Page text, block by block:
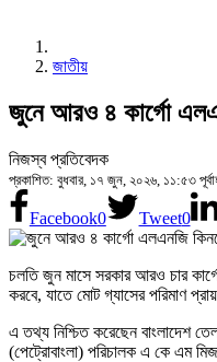
জাতীয়
জুনে আরও ৪ কার্গো
নিজস্ব প্রতিবেদক
প্রকাশিত: বুধবার, ১৭ জুন, ২০২৬, ১১:৫৩
Facebook0 Tweet0
চলতি জুন মাসে সরকার আরও চার
করবে, যাতে মোট গ্যাসের পরিমাণ
এ তথ্য নিশ্চিত করেছেন বাংলাদেশ
(পেট্রোবাংলা) পরিচালক এ কে এম